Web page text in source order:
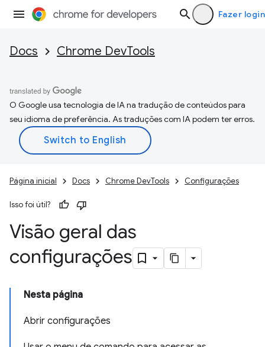
Fazer login
Docs Chrome DevTools
O Google usa tecnologia de IA na tradução de conteúdos para
seu idioma de preferência. As traduções com IA podem ter erros.
Página inicial Docs Chrome DevTools Configurações
Isso foi útil?
Visão geral das
configurações
Nesta página
Abrir configurações